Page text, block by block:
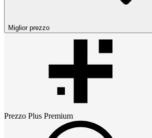
Miglior prezzo
Prezzo Plus Premium